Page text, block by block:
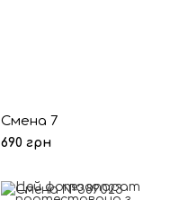
Смена 7
690 грн